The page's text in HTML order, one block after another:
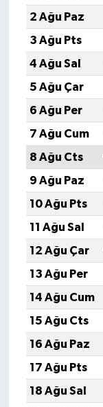
2 Ağu Paz
3 Ağu Pts
4 Ağu Sal
5 Ağu Çar
6 Ağu Per
7 Ağu Cum
8 Ağu Cts
9 Ağu Paz
10 Ağu Pts
11 Ağu Sal
12 Ağu Çar
13 Ağu Per
14 Ağu Cum
15 Ağu Cts
16 Ağu Paz
17 Ağu Pts
18 Ağu Sal